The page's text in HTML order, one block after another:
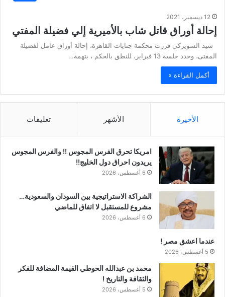
12 ديسمبر، 2021
إحالة أوراق قاتل شاب بالأميرية إلي فضيلة المفتي
سيد السويركي قررت محكمة جنايات القاهرة، إحالة أوراق عامل لفضيلة
المفتى، وحدد جلسة 13 فبراير، للنطق بالحكم ، بتهمة…
أكمل القراءة »
الأخيرة الأشهر تعليقات
امريكا تحرق الفرس المجوس !! والفرس المجوس
يريدون احراق دول الخليج!!
6 أغسطس، 2026
الشراكة الاستراتيجية بين السودان والسعودية…
مشروع للمستقبل لا اتفاق للماضي
6 أغسطس، 2026
عندما اعشق مصر !
5 أغسطس، 2026
محمد بن عبدالله الحوطي القيمة المضافة للفكر
والثقافة والتاريخ !
5 أغسطس، 2026